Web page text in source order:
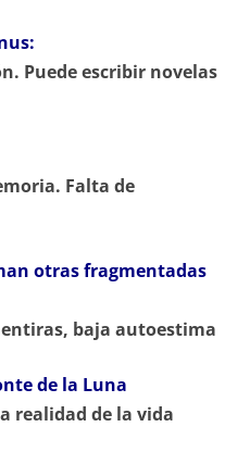
Puede escribir novelas
Falta de
otras fragmentadas
baja autoestima
de la Luna
realidad de la vida